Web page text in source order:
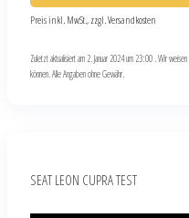
Preis inkl. MwSt., zzgl. Versandkosten
Zuletzt aktualisiert am 2. Januar 2024 um 23:00 . Wir
können. Alle Angaben ohne Gewähr.
SEAT LEON CUPRA TEST